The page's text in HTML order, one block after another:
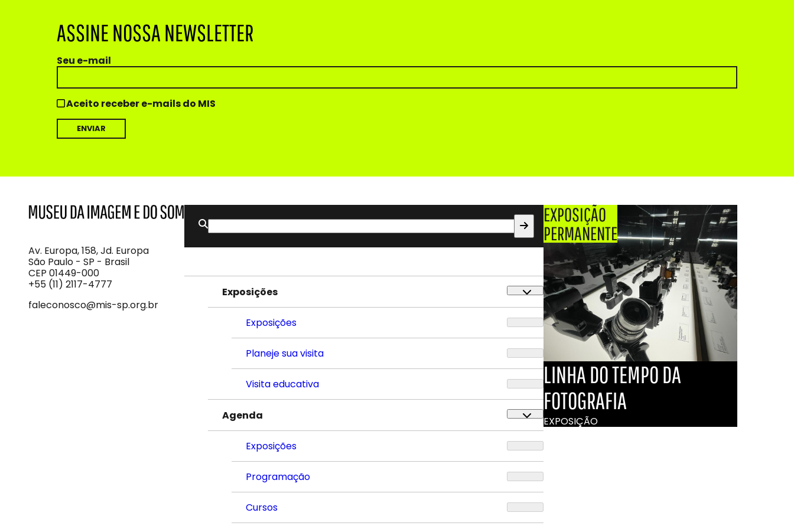
ASSINE NOSSA NEWSLETTER
Seu e-mail
Aceito receber e-mails do MIS
Imagem
e
do
Som
Av. Europa, 158, Jd. Europa
São Paulo - SP - Brasil
CEP 01449-000
+55 (11) 2117-4777
faleconosco@mis-sp.org.br
Buscar
por:
Exposições
Exposições
Planeje sua visita
Visita educativa
Agenda
Exposições
Programação
Cursos
EXPOSIÇÃO
PERMANENTE
LINHA DO TEMPO DA
FOTOGRAFIA
EXPOSIÇÃO